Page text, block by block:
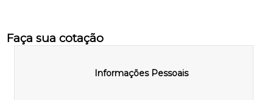
Faça sua cotação
Informações Pessoais